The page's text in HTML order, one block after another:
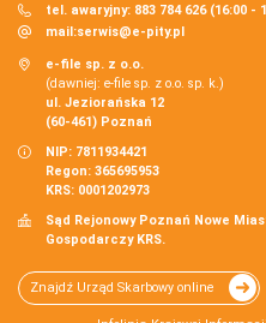
tel. awaryjny: 883 784 626 (16:00 -
mail:serwis@e-pity.pl
e-file sp. z o.o.
(dawniej: e-file sp. z o.o. sp. k.)
ul. Jeziorańska 12
(60-461) Poznań
NIP: 7811934421
Regon: 365695953
KRS: 0001202973
Sąd Rejonowy Poznań Nowe
Gospodarczy KRS.
Znajdź Urząd Skarbowy online